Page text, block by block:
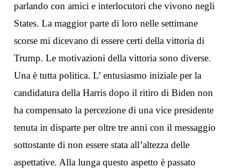
parlando con amici e interlocutori che vivono negli
States. La maggior parte di loro nelle settimane
scorse mi dicevano di essere certi della vittoria di
Trump. Le motivazioni della vittoria sono diverse.
Una è tutta politica. L’ entusiasmo iniziale per la
candidatura della Harris dopo il ritiro di Biden non
ha compensato la percezione di una vice presidente
tenuta in disparte per oltre tre anni con il messaggio
sottostante di non essere stata all’altezza delle
aspettative. Alla lunga questo aspetto è passato